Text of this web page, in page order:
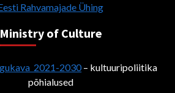
Rahvamajade Ühing
Ministry of Culture
2021-2030– kultuuripoliitika
põhialused